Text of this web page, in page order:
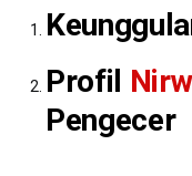
Profil
Pengecer